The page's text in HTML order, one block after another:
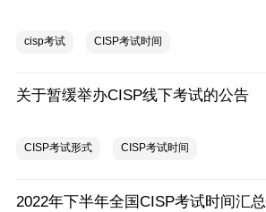
cisp考试 CISP考试时间
关于暂缓举办CISP线下考试的公告
CISP考试形式 CISP考试时间
2022年下半年全国CISP考试时间汇总